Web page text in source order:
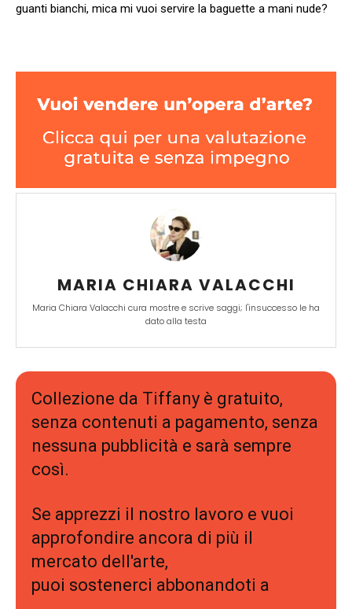
guanti bianchi, mica mi vuoi servire la baguette a mani nude?
MARIA CHIARA VALACCHI
Maria Chiara Valacchi cura mostre e scrive saggi; l'insuccesso le ha
dato alla testa
Collezione da Tiffany è gratuito,
senza contenuti a pagamento, senza
nessuna pubblicità e sarà sempre
così.
Se apprezzi il nostro lavoro e vuoi
approfondire ancora di più il
mercato dell'arte,
puoi sostenerci abbonandoti a